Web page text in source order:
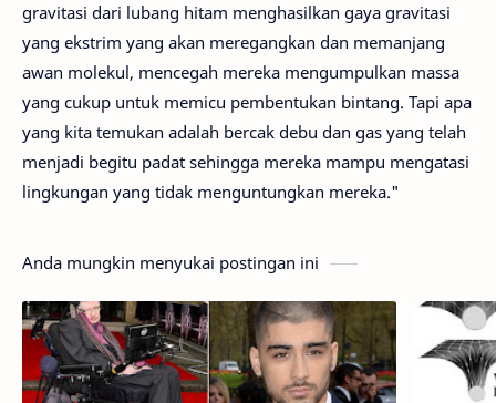
gravitasi dari lubang hitam menghasilkan gaya gravitasi
yang ekstrim yang akan meregangkan dan memanjang
awan molekul, mencegah mereka mengumpulkan massa
yang cukup untuk memicu pembentukan bintang. Tapi apa
yang kita temukan adalah bercak debu dan gas yang telah
menjadi begitu padat sehingga mereka mampu mengatasi
lingkungan yang tidak menguntungkan mereka."
Anda mungkin menyukai postingan ini